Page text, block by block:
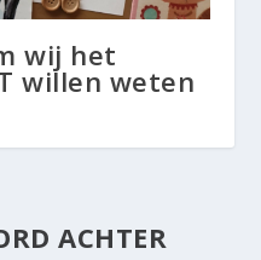
wij het
willen weten
ACHTER